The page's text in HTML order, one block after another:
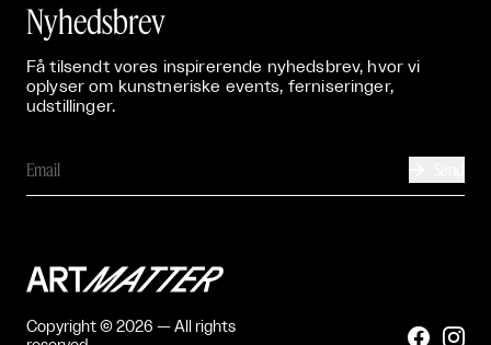
Nyhedsbrev
Få tilsendt vores inspirerende nyhedsbrev, hvor vi
oplyser om kunstneriske events, ferniseringer,
udstillinger.
Copyright © 2026 — All rights
 